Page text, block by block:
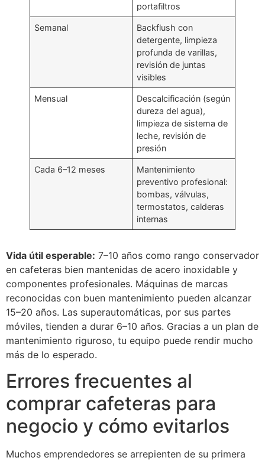
portafiltros
Semanal
Backflush con
detergente, limpieza
profunda de varillas,
revisión de juntas
visibles
Mensual
Descalcificación (según
dureza del agua),
limpieza de sistema de
leche, revisión de
presión
Cada 6–12 meses
Mantenimiento
preventivo profesional:
bombas, válvulas,
termostatos, calderas
internas
Vida útil esperable: 7–10 años como rango conservador
en cafeteras bien mantenidas de acero inoxidable y
componentes profesionales. Máquinas de marcas
reconocidas con buen mantenimiento pueden alcanzar
15–20 años. Las superautomáticas, por sus partes
móviles, tienden a durar 6–10 años. Gracias a un plan de
mantenimiento riguroso, tu equipo puede rendir mucho
más de lo esperado.
Errores frecuentes al
comprar cafeteras para
negocio y cómo evitarlos
Muchos emprendedores se arrepienten de su primera